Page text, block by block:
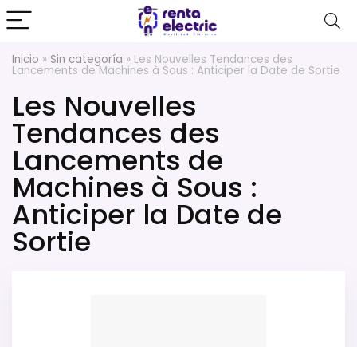
Inicio » Sin categoría » Les Nouvelles Tendances des
Lancements de Machines à Sous : Anticiper la Date de Sortie
Les Nouvelles
Tendances des
Lancements de
Machines à Sous :
Anticiper la Date de
Sortie